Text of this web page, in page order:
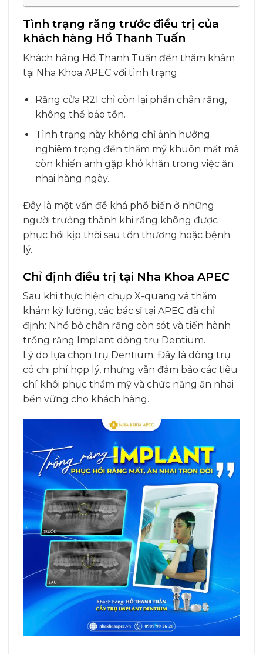
Tình trạng răng trước điều trị của
khách hàng Hồ Thanh Tuấn
Khách hàng Hồ Thanh Tuấn đến thăm khám
tại Nha Khoa APEC với tình trạng:
Răng cửa R21 chỉ còn lại phần chân răng,
không thể bảo tồn.
Tình trạng này không chỉ ảnh hưởng
nghiêm trọng đến thẩm mỹ khuôn mặt mà
còn khiến anh gặp khó khăn trong việc ăn
nhai hàng ngày.
Đây là một vấn đề khá phổ biến ở những
người trưởng thành khi răng không được
phục hồi kịp thời sau tổn thương hoặc bệnh
lý.
Chỉ định điều trị tại Nha Khoa APEC
Sau khi thực hiện chụp X-quang và thăm
khám kỹ lưỡng, các bác sĩ tại APEC đã chỉ
định: Nhổ bỏ chân răng còn sót và tiến hành
trồng răng Implant dòng trụ Dentium.
Lý do lựa chọn trụ Dentium: Đây là dòng trụ
có chi phí hợp lý, nhưng vẫn đảm bảo các tiêu
chí khôi phục thẩm mỹ và chức năng ăn nhai
bền vững cho khách hàng.